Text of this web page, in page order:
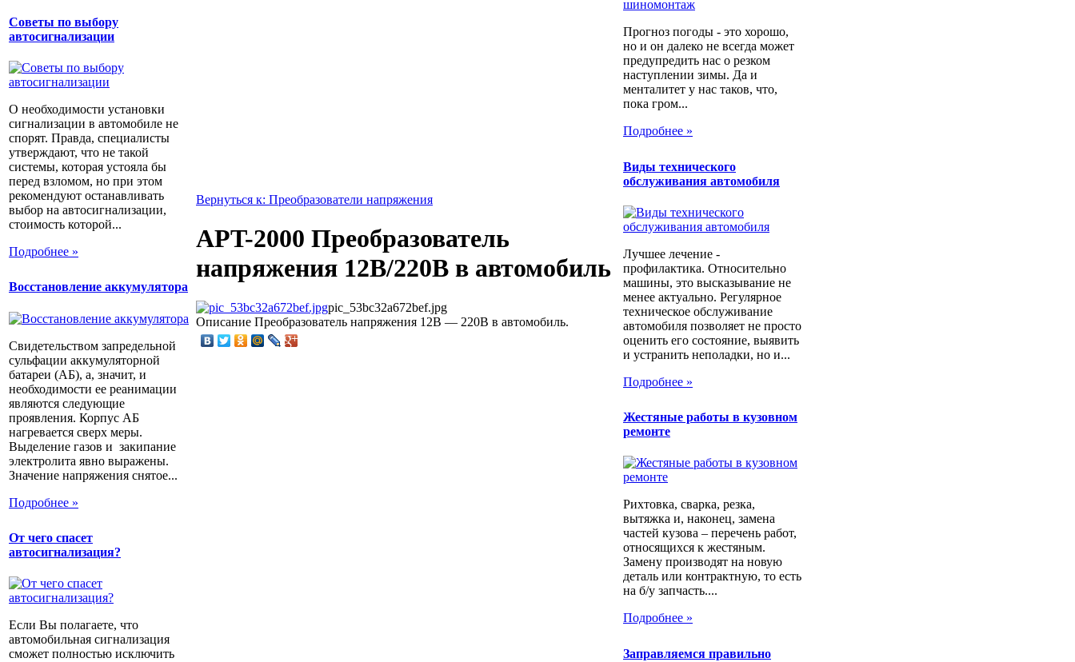
Советы по выбору
автосигнализации
О необходимости установки
сигнализации в автомобиле не
спорят. Правда, специалисты
утверждают, что не такой
системы, которая устояла бы
перед взломом, но при этом
рекомендуют останавливать
выбор на автосигнализации,
стоимость которой...
Подробнее »
Восстановление аккумулятора
Свидетельством запредельной
сульфации аккумуляторной
батареи (АБ), а, значит, и
необходимости ее реанимации
являются следующие
проявления. Корпус АБ
нагревается сверх меры.
Выделение газов и закипание
электролита явно выражены.
Значение напряжения снятое...
Подробнее »
От чего спасет
автосигнализация?
Если Вы полагаете, что
автомобильная сигнализация
сможет полностью исключить
Вернуться к: Преобразователи напряжения
APT-2000 Преобразователь
напряжения 12В/220В в автомобиль
pic_53bc32a672bef.jpg
Описание Преобразователь напряжения 12В — 220В в автомобиль.
Прогноз погоды - это хорошо,
но и он далеко не всегда может
предупредить нас о резком
наступлении зимы. Да и
менталитет у нас таков, что,
пока гром...
Подробнее »
Виды технического
обслуживания автомобиля
Лучшее лечение -
профилактика. Относительно
машины, это высказывание не
менее актуально. Регулярное
техническое обслуживание
автомобиля позволяет не просто
оценить его состояние, выявить
и устранить неполадки, но и...
Подробнее »
Жестяные работы в кузовном
ремонте
Рихтовка, сварка, резка,
вытяжка и, наконец, замена
частей кузова – перечень работ,
относящихся к жестяным.
Замену производят на новую
деталь или контрактную, то есть
на б/у запчасть....
Подробнее »
Заправляемся правильно